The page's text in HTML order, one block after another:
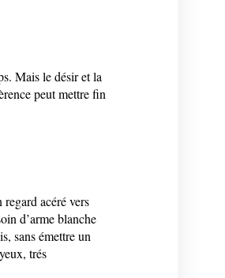
Mais le désir et la
peut mettre fin
acéré vers
d’arme blanche
sans émettre un
trés